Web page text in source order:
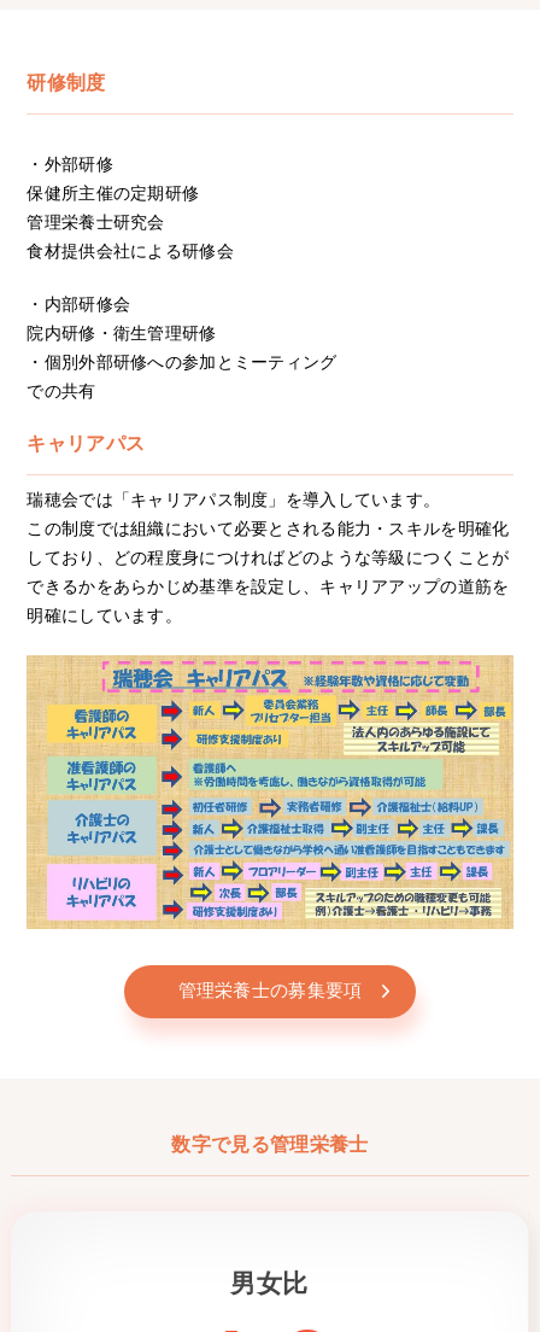
研修制度
・外部研修
保健所主催の定期研修
管理栄養士研究会
食材提供会社による研修会
・内部研修会
院内研修・衛生管理研修
・個別外部研修への参加とミーティング
での共有
キャリアパス
瑞穂会では「キャリアパス制度」を導入しています。
この制度では組織において必要とされる能力・スキルを明確化
しており、どの程度身につければどのような等級につくことが
できるかをあらかじめ基準を設定し、キャリアアップの道筋を
明確にしています。
管理栄養士の募集要項
数字で見る管理栄養士
男女比